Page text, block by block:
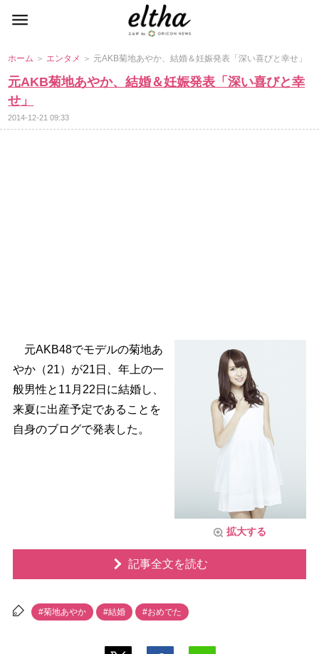
ホーム ＞ エンタメ ＞ 元AKB菊地あやか、結婚＆妊娠発表「深い喜びと幸せ」
元AKB菊地あやか、結婚＆妊娠発表「深い喜びと幸
せ」
2014-12-21 09:33
拡大する
元AKB48でモデルの菊地あ
か（21）が21日、年上の一
般男性と11月22日に結婚し、
来夏に出産予定であることを
自身のブログで発表した。
記事全文を読む
#菊地あやか #結婚 #おめでた